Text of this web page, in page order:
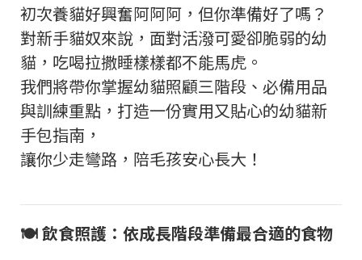
初次養貓好興奮阿阿阿，但你準備好了嗎？
對新手貓奴來說，面對活潑可愛卻脆弱的幼
貓，吃喝拉撒睡樣樣都不能馬虎。
我們將帶你掌握幼貓照顧三階段、必備用品
與訓練重點，打造一份實用又貼心的幼貓新
手包指南，
讓你少走彎路，陪毛孩安心長大！
🍽️飲食照護：依成長階段準備最合適的食物